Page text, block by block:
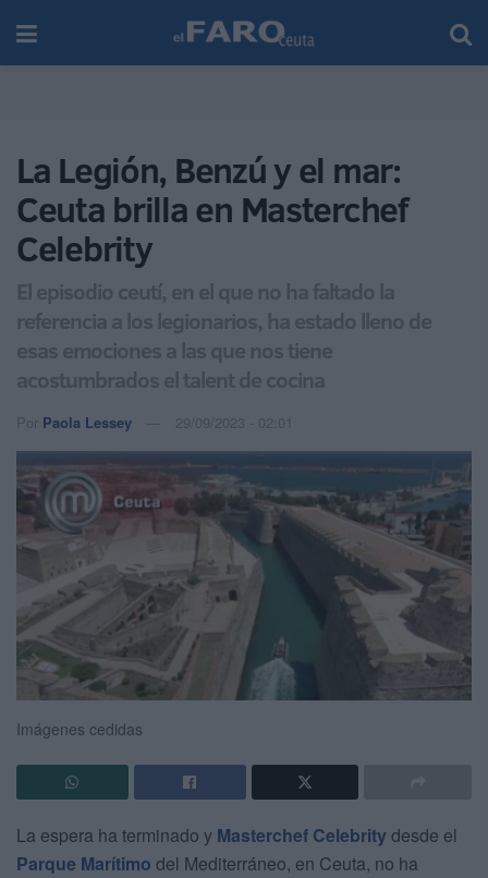
La Legión, Benzú y el mar:
Ceuta brilla en Masterchef
Celebrity
El episodio ceutí, en el que no ha faltado la
referencia a los legionarios, ha estado lleno de
esas emociones a las que nos tiene
acostumbrados el talent de cocina
Por Paola Lessey 29/09/2023 - 02:01
Imágenes cedidas
La espera ha terminado y Masterchef Celebritydesde el
Parque Marítimo del Mediterráneo, en Ceuta, no ha